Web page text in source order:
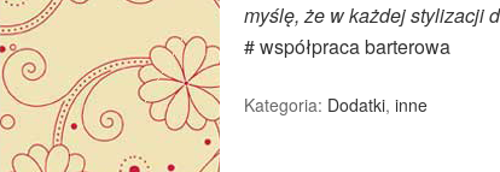
myślę, że w każdej stylizacji
# współpraca barterowa
Kategoria: Dodatki, inne